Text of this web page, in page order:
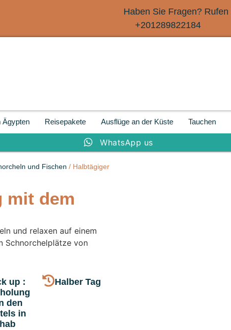
Haben Sie Fragen?
+201289822184
Ägypten Reisepakete Ausflüge an der Küste Tauchen
WhatsApp us
und Fischen / Halbtägiger
mit dem
und relaxen auf einem
Schnorchelplätze von
up :
den
in
Halber Tag